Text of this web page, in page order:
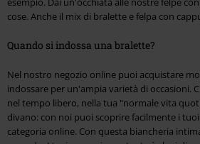
cose. Anche il mix di bralette e felpa con
Quando si indossa una bralette?
Nel nostro negozio online puoi acquistare
indossare per un'ampia varietà di occasioni.
nel tempo libero, nella tua "normale vita
divano: con noi puoi scoprire facilmente i
categoria online. Con questa biancheria